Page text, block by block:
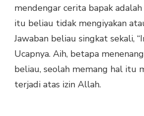
mendengar cerita bapak
itu beliau tidak mengiyakan
Jawaban beliau singkat sekali,
Ucapnya. Aih, betapa
beliau, seolah memang hal itu
terjadi atas izin Allah.